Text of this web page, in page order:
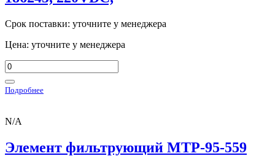
Срок поставки: уточните у менеджера
Цена: уточните у менеджера
Подробнее
N/A
Элемент фильтрующий MTP-95-559